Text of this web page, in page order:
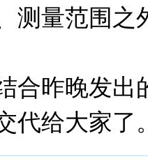
测量范围之
合昨晚发出
代给大家了